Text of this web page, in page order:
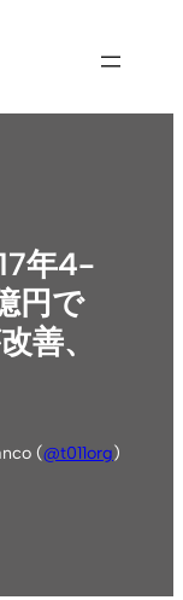
年4-
円で
善、
(@t011org)